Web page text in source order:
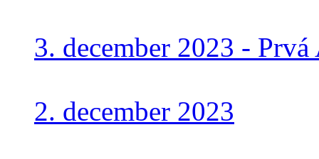
3. december 2023 -
2. december 2023